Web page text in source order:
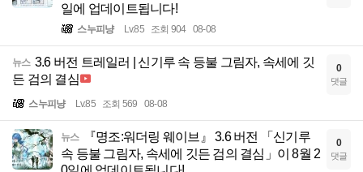
일에 업데이트됩니다!
스누피냥 Lv.85 조회 904 08-08
뉴스 3.6 버전 트레일러 | 신기루 속 등불 그림자, 속세에 깃
든 검의 결심
스누피냥 Lv.85 조회 569 08-08
0
댓글
뉴스
『명조:워더링 웨이브』 3.6 버전 「신기루
속 등불 그림자, 속세에 깃든 검의 결심」이 8월 2
0
댓글